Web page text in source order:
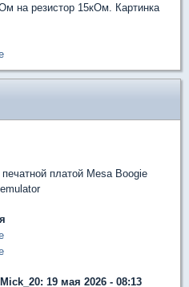
на резистор 15кОм. Картинка
платой Mesa Boogie
19 мая 2026 - 08:13